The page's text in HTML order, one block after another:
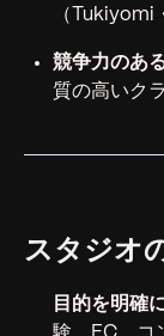
（Tukiyomi
競争力のあ
質の高いク
スタジオ
目的を明確